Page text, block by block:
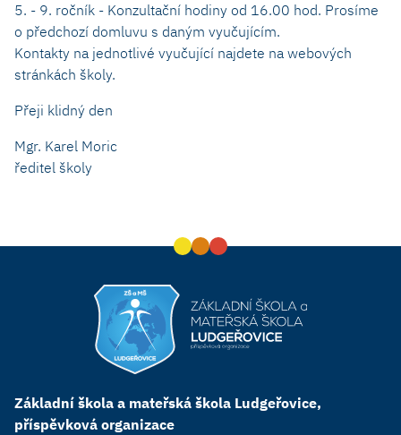
5. - 9. ročník - Konzultační hodiny od 16.00 hod. Prosíme
o předchozí domluvu s daným vyučujícím.
Kontakty na jednotlivé vyučující najdete na webových
stránkách školy.
Přeji klidný den
Mgr. Karel Moric
ředitel školy
Základní škola a mateřská škola Ludgeřovice,
příspěvková organizace